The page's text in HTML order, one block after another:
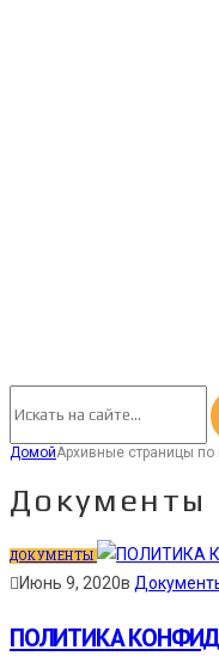
ДомойАрхивные страницы по
Документы
ДОКУМЕНТЫ
Июнь 9, 2020в
ПОЛИТИКА